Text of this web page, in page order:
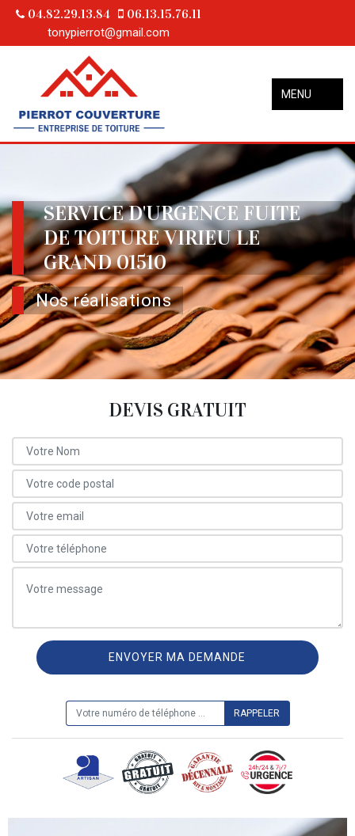
04.82.29.13.84 06.13.15.76.11
tonypierrot@gmail.com
MENU
SERVICE D'URGENCE FUITE
DE TOITURE VIRIEU LE
GRAND 01510
Nos réalisations
DEVIS GRATUIT